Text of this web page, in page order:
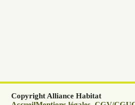
Copyright Alliance Habitat